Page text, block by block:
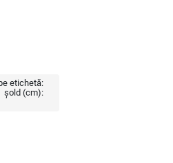
etichetă:
șold (cm):